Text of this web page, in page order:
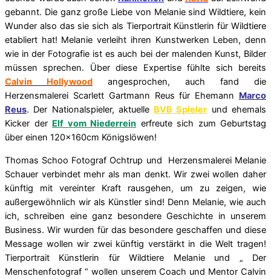
gebannt. Die ganz große Liebe von Melanie sind Wildtiere, kein
Wunder also das sie sich als Tierportrait Künstlerin für Wildtiere
etabliert hat! Melanie verleiht ihren Kunstwerken Leben, denn
wie in der Fotografie ist es auch bei der malenden Kunst, Bilder
müssen sprechen. Über diese Expertise fühlte sich bereits
Calvin Hollywood angesprochen, auch fand die
Herzensmalerei Scarlett Gartmann Reus für Ehemann Marco
Reus. Der Nationalspieler, aktuelle BVB Spieler und ehemals
Kicker der Elf vom Niederrein erfreute sich zum Geburtstag
über einen 120x160cm Königslöwen!
Thomas Schoo Fotograf Ochtrup und Herzensmalerei Melanie
Schauer verbindet mehr als man denkt. Wir zwei wollen daher
künftig mit vereinter Kraft rausgehen, um zu zeigen, wie
außergewöhnlich wir als Künstler sind! Denn Melanie, wie auch
ich, schreiben eine ganz besondere Geschichte in unserem
Business. Wir wurden für das besondere geschaffen und diese
Message wollen wir zwei künftig verstärkt in die Welt tragen!
Tierportrait Künstlerin für Wildtiere Melanie und „ Der
Menschenfotograf “ wollen unserem Coach und Mentor Calvin